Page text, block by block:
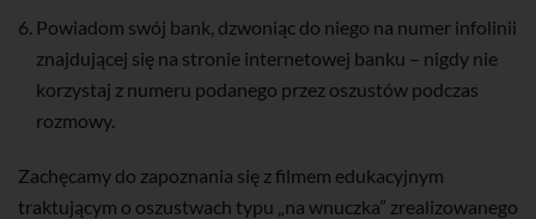
Powiadom swój bank, dzwoniąc do niego na numer infolinii
znajdującej się na stronie internetowej banku – nigdy nie
korzystaj z numeru podanego przez oszustów podczas
rozmowy.
Zachęcamy do zapoznania się z filmem edukacyjnym
traktującym o oszustwach typu „na wnuczka” zrealizowanego